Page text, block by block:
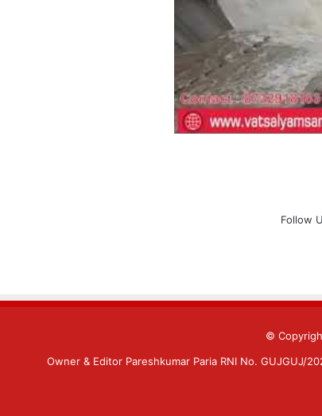
Follow
©
Owner & Editor Pareshkumar Paria RNI No. GUJGUJ/